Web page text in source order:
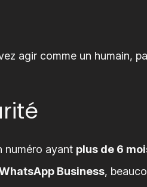
agir comme un humain,
numéro ayant plus de 6
Business,